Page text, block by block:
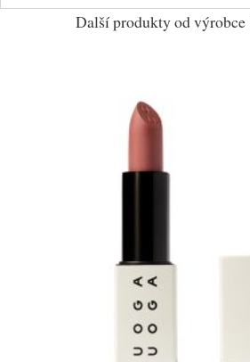
Další produkty od výrobce